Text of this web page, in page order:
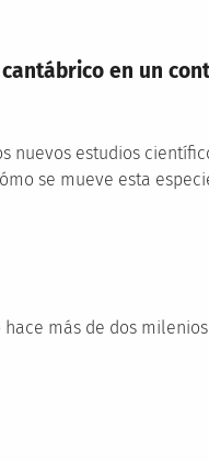
en un
nuevos estudios
se mueve esta
más de dos milenios